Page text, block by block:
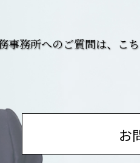
事務所へのご質問は、こ
お